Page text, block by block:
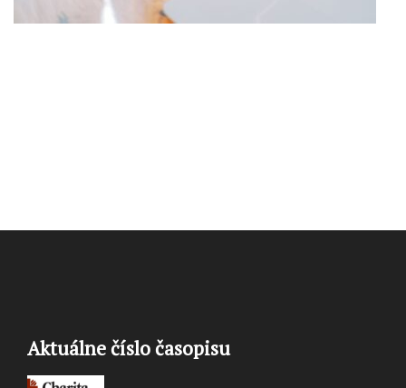
Aktuálne číslo časopisu